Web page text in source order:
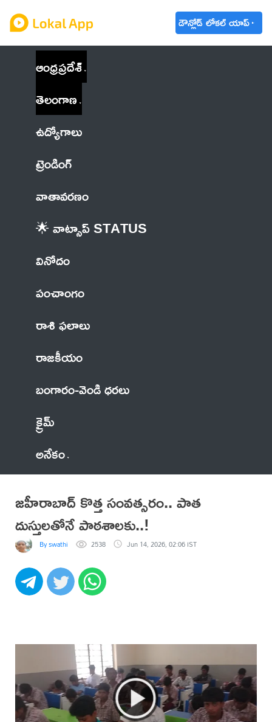
డౌన్లోడ్ లోకల్ యాప్
ఆంధ్రప్రదేశ్
తెలంగాణ
ఉద్యోగాలు
ట్రెండింగ్
వాతావరణం
🌟 వాట్సాప్ STATUS
వినోదం
పంచాంగం
రాశి ఫలాలు
రాజకీయం
బంగారం-వెండి ధరలు
క్రైమ్
అనేకం
జహీరాబాద్ కొత్త సంవత్సరం.. పాత
దుస్తులతోనే పాఠశాలకు..!
By swathi 2538 Jun 14, 2026, 02:06 IST